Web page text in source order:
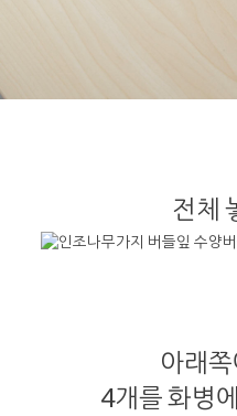
전체
아래쪽
4개를 화병